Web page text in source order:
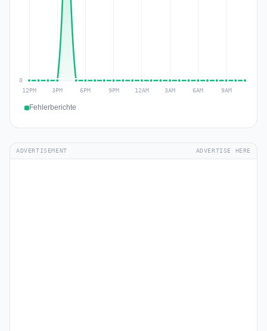
Fehlerberichte
ADVERTISEMENT ADVERTISE HERE